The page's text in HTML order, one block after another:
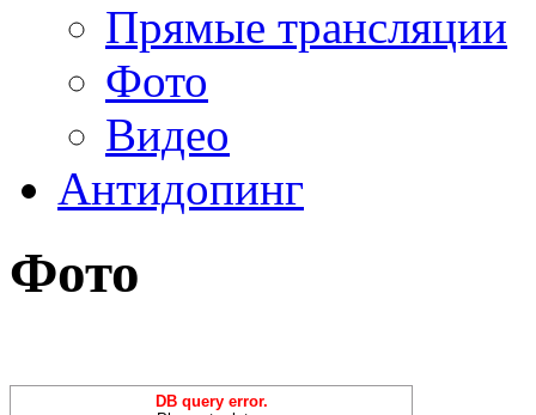
Прямые трансляции
Фото
Видео
Антидопинг
Фото
DB query error.